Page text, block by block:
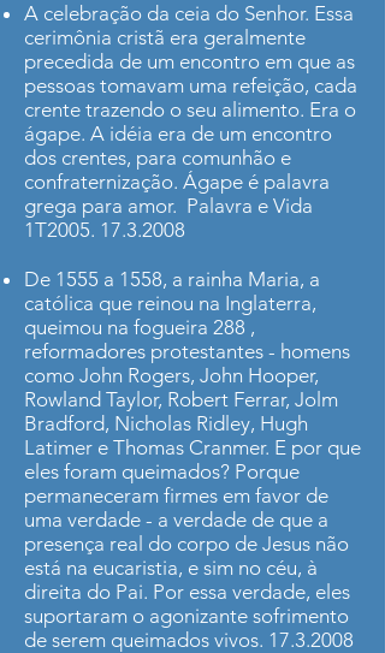
A celebração da ceia do Senhor. Essa
cerimônia cristã era geralmente
precedida de um encontro em que as
pessoas tomavam uma refeição, cada
crente trazendo o seu alimento. Era o
ágape. A idéia era de um encontro
dos crentes, para comunhão e
confraternização. Ágape é palavra
grega para amor. Palavra e Vida
1T2005. 17.3.2008
De 1555 a 1558, a rainha Maria, a
católica que reinou na Inglaterra,
queimou na fogueira 288 ,
reformadores protestantes - homens
como John Rogers, John Hooper,
Rowland Taylor, Robert Ferrar, Jolm
Bradford, Nicholas Ridley, Hugh
Latimer e Thomas Cranmer. E por que
eles foram queimados? Porque
permaneceram firmes em favor de
uma verdade - a verdade de que a
presença real do corpo de Jesus não
está na eucaristia, e sim no céu, à
direita do Pai. Por essa verdade, eles
suportaram o agonizante sofrimento
de serem queimados vivos. 17.3.2008